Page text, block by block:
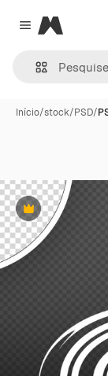
Close menu
Magnific
Início/stock/PSD/
Premium